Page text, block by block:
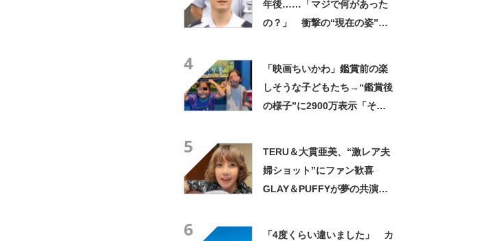
年後……「マジで何があった
の？」 衝撃の“現在の姿”が
4
「映画ちいかわ」鑑賞前の楽
しそうな子どもたち→“鑑賞後
の様子”に2900万表示「そう
5
TERU＆大貫亜美、“激レア夫
婦ショット”にファン歓喜
GLAY＆PUFFYが夢の共演
6
「4度くらい違いました」 カ